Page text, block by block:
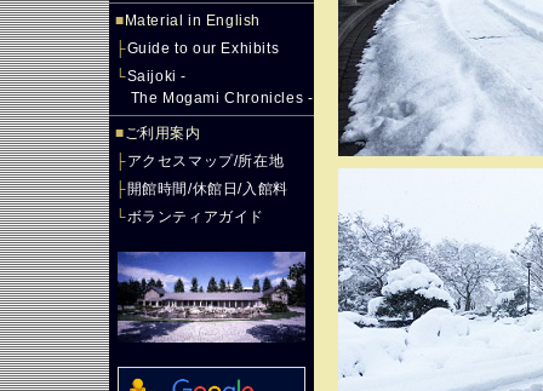
■ Material in English
├Guide to our Exhibits
└Saijoki -
The Mogami Chronicles -
■ご利用案内
├アクセスマップ/所在地
├開館時間/休館日/入館料
└ボランティアガイド